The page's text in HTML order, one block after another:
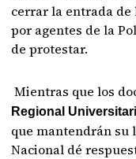
cerrar la entrada
por agentes de la
de protestar.
Mientras que los
Regional
que mantendrán su
Nacional dé